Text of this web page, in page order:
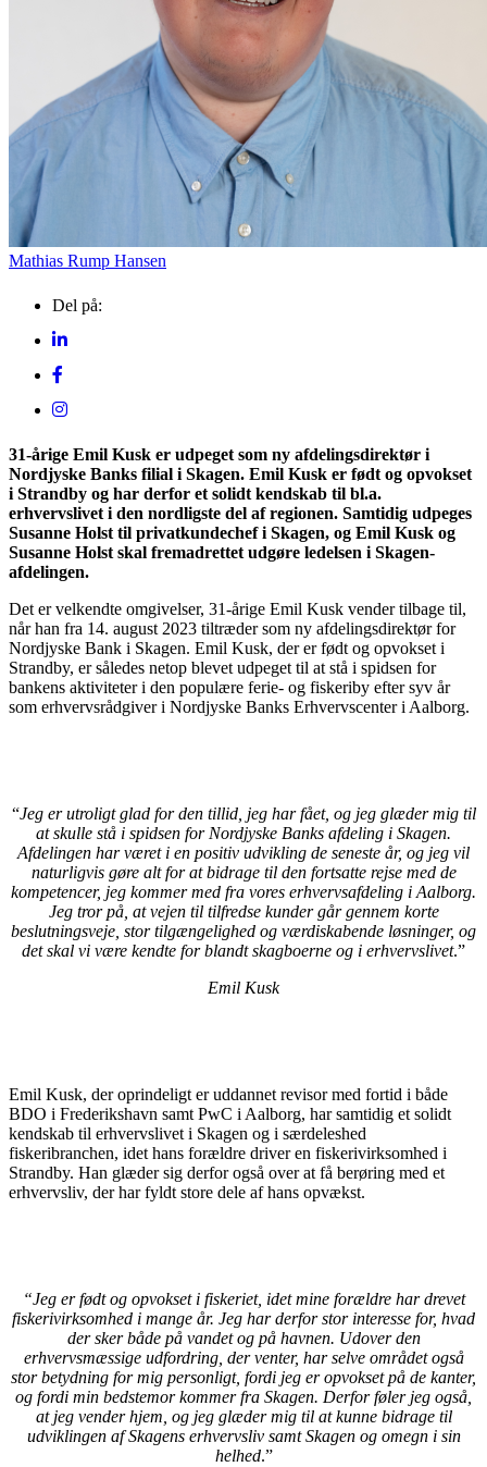
Mathias Rump Hansen
Del på:
31-årige Emil Kusk er udpeget som ny afdelingsdirektør i
Nordjyske Banks filial i Skagen. Emil Kusk er født og opvokset
i Strandby og har derfor et solidt kendskab til bl.a.
erhvervslivet i den nordligste del af regionen. Samtidig udpeges
Susanne Holst til privatkundechef i Skagen, og Emil Kusk og
Susanne Holst skal fremadrettet udgøre ledelsen i Skagen-
afdelingen.
Det er velkendte omgivelser, 31-årige Emil Kusk vender tilbage til,
når han fra 14. august 2023 tiltræder som ny afdelingsdirektør for
Nordjyske Bank i Skagen. Emil Kusk, der er født og opvokset i
Strandby, er således netop blevet udpeget til at stå i spidsen for
bankens aktiviteter i den populære ferie- og fiskeriby efter syv år
som erhvervsrådgiver i Nordjyske Banks Erhvervscenter i Aalborg.
“Jeg er utroligt glad for den tillid, jeg har fået, og jeg glæder mig til
at skulle stå i spidsen for Nordjyske Banks afdeling i Skagen.
Afdelingen har været i en positiv udvikling de seneste år, og jeg vil
naturligvis gøre alt for at bidrage til den fortsatte rejse med de
kompetencer, jeg kommer med fra vores erhvervsafdeling i Aalborg.
Jeg tror på, at vejen til tilfredse kunder går gennem korte
beslutningsveje, stor tilgængelighed og værdiskabende løsninger, og
det skal vi være kendte for blandt skagboerne og i erhvervslivet.”
Emil Kusk
Emil Kusk, der oprindeligt er uddannet revisor med fortid i både
BDO i Frederikshavn samt PwC i Aalborg, har samtidig et solidt
kendskab til erhvervslivet i Skagen og i særdeleshed
fiskeribranchen, idet hans forældre driver en fiskerivirksomhed i
Strandby. Han glæder sig derfor også over at få berøring med et
erhvervsliv, der har fyldt store dele af hans opvækst.
“Jeg er født og opvokset i fiskeriet, idet mine forældre har drevet
fiskerivirksomhed i mange år. Jeg har derfor stor interesse for, hvad
der sker både på vandet og på havnen. Udover den
erhvervsmæssige udfordring, der venter, har selve området også
stor betydning for mig personligt, fordi jeg er opvokset på de kanter,
og fordi min bedstemor kommer fra Skagen. Derfor føler jeg også,
at jeg vender hjem, og jeg glæder mig til at kunne bidrage til
udviklingen af Skagens erhvervsliv samt Skagen og omegn i sin
helhed.”